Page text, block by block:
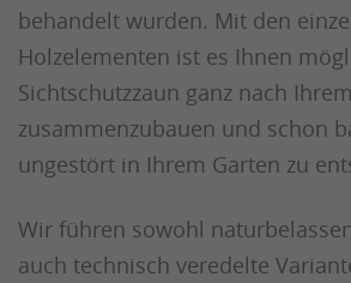
behandelt wurden. Mit den
Holzelementen ist es Ihnen
Sichtschutzzaun ganz nach
zusammenzubauen und schon
ungestört in Ihrem Garten zu
Wir führen sowohl
auch technisch veredelte